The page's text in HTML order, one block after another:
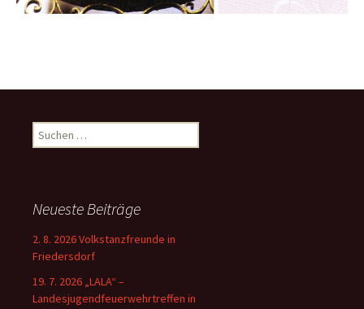
Suchen
nach:
Neueste Beiträge
2. 8. 2026 Volkstanzfreunde in
Friedersdorf
19. 7. 2026 „LALA“ –
Landesjugendfeuerwehrtreffen in